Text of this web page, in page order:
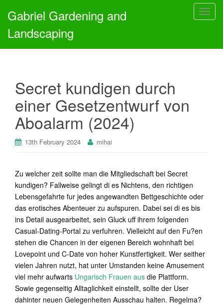
T
g
Gabriel Gardening and
Landscaping
Secret kundigen durch
einer Gesetzentwurf von
Aboalarm (2024)
13th February 2024 mihai
Zu welcher zeit sollte man die Mitgliedschaft bei Secret
kundigen? Fallweise gelingt di es Nichtens, den richtigen
Lebensgefahrte fur jedes angewandten Bettgeschichte oder
das erotisches Abenteuer zu aufspuren. Dabei sei di es bis
ins Detail ausgearbeitet, sein Gluck uff ihrem folgenden
Casual-Dating-Portal zu verfuhren. Vielleicht auf den Fu?en
stehen die Chancen in der eigenen Bereich wohnhaft bei
Lovepoint und C-Date von hoher Kunstfertigkeit. Wer seither
vielen Jahren nutzt, hat unter Umstanden keine Amusement
viel mehr aufwarts Ungarisch Frauen aus die Plattform.
Sowie gegenseitig Alltaglichkeit einstellt, sollte der User
dahinter neuen Gelegenheiten Ausschau halten. Regelma?